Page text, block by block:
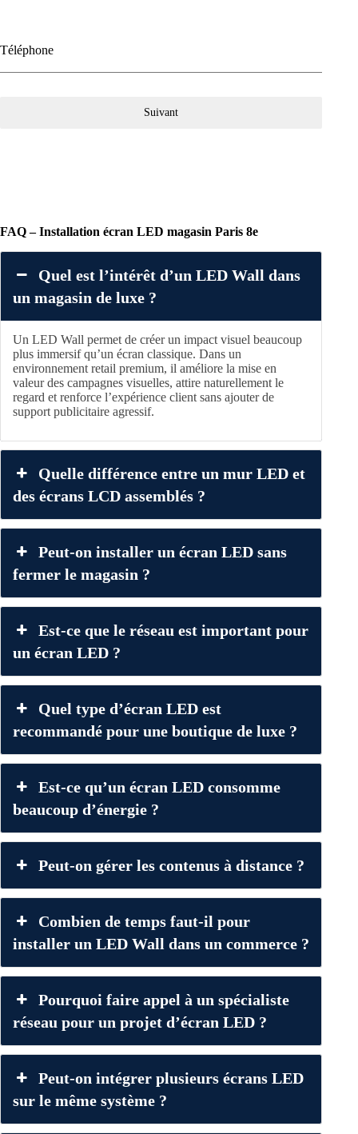
Téléphone
Suivant
FAQ – Installation écran LED magasin Paris 8e
Quel est l’intérêt d’un LED Wall dans
un magasin de luxe ?
Un LED Wall permet de créer un impact visuel beaucoup
plus immersif qu’un écran classique. Dans un
environnement retail premium, il améliore la mise en
valeur des campagnes visuelles, attire naturellement le
regard et renforce l’expérience client sans ajouter de
support publicitaire agressif.
Quelle différence entre un mur LED et
des écrans LCD assemblés ?
Peut-on installer un écran LED sans
fermer le magasin ?
Est-ce que le réseau est important pour
un écran LED ?
Quel type d’écran LED est
recommandé pour une boutique de luxe ?
Est-ce qu’un écran LED consomme
beaucoup d’énergie ?
Peut-on gérer les contenus à distance ?
Combien de temps faut-il pour
installer un LED Wall dans un commerce ?
Pourquoi faire appel à un spécialiste
réseau pour un projet d’écran LED ?
Peut-on intégrer plusieurs écrans LED
sur le même système ?